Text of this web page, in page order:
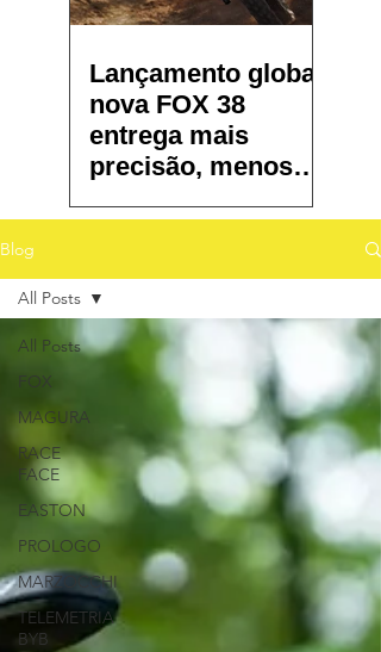
Lançamento global:
nova FOX 38
entrega mais
precisão, menos
total
Blog
All Posts
FOX
MAGURA
RACE
FACE
EASTON
PROLOGO
MARZOCCHI
TELEMETRIA
BYB
All Posts